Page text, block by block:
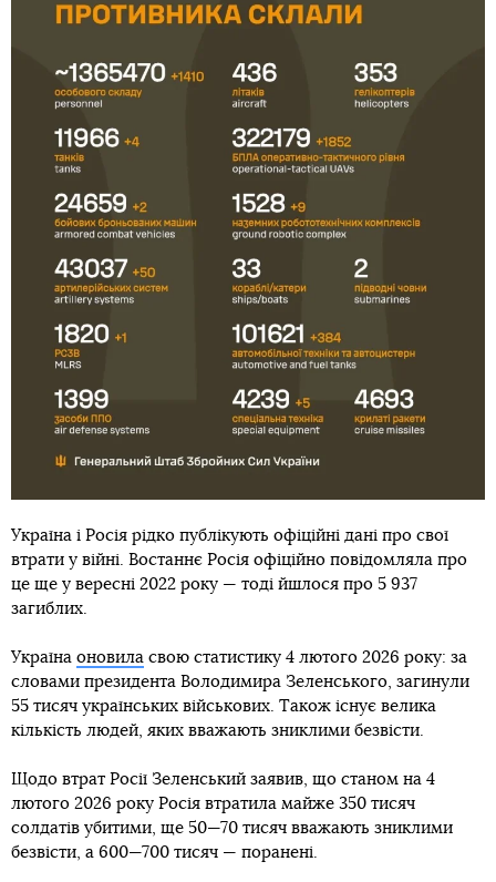
Україна і Росія рідко публікують офіційні дані про свої
втрати у війні. Востаннє Росія офіційно повідомляла про
це ще у вересні 2022 року — тоді йшлося про 5 937
загиблих.
Україна оновила свою статистику 4 лютого 2026 року: за
словами президента Володимира Зеленського, загинули
55 тисяч українських військових. Також існує велика
кількість людей, яких вважають зниклими безвісти.
Щодо втрат Росії Зеленський заявив, що станом на 4
лютого 2026 року Росія втратила майже 350 тисяч
солдатів убитими, ще 50—70 тисяч вважають зниклими
безвісти, а 600—700 тисяч — поранені.